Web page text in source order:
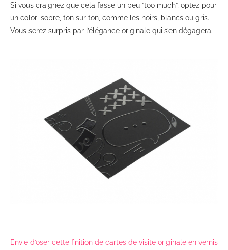
Si vous craignez que cela fasse un peu “too much”, optez pour
un colori sobre, ton sur ton, comme les noirs, blancs ou gris.
Vous serez surpris par l’élégance originale qui s’en dégagera.
Envie d’oser cette finition de cartes de visite originale en vernis